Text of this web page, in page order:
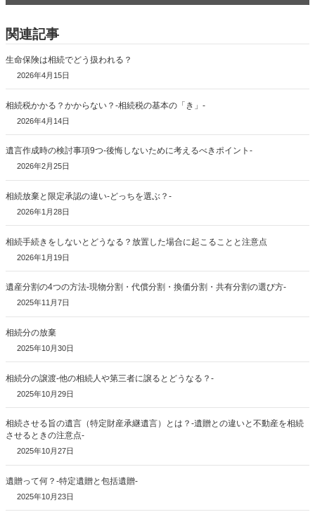
関連記事
生命保険は相続でどう扱われる？
2026年4月15日
相続税かかる？かからない？-相続税の基本の「き」-
2026年4月14日
遺言作成時の検討事項9つ-後悔しないために考えるべきポイント-
2026年2月25日
相続放棄と限定承認の違い-どっちを選ぶ？-
2026年1月28日
相続手続きをしないとどうなる？放置した場合に起こることと注意点
2026年1月19日
遺産分割の4つの方法-現物分割・代償分割・換価分割・共有分割の選び方-
2025年11月7日
相続分の放棄
2025年10月30日
相続分の譲渡-他の相続人や第三者に譲るとどうなる？-
2025年10月29日
相続させる旨の遺言（特定財産承継遺言）とは？-遺贈との違いと不動産を相続
させるときの注意点-
2025年10月27日
遺贈って何？-特定遺贈と包括遺贈-
2025年10月23日